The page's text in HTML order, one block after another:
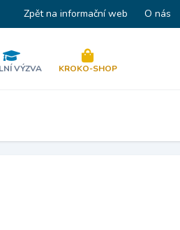
Zpět na informační web O nás
VÝZVA KROKO-SHOP